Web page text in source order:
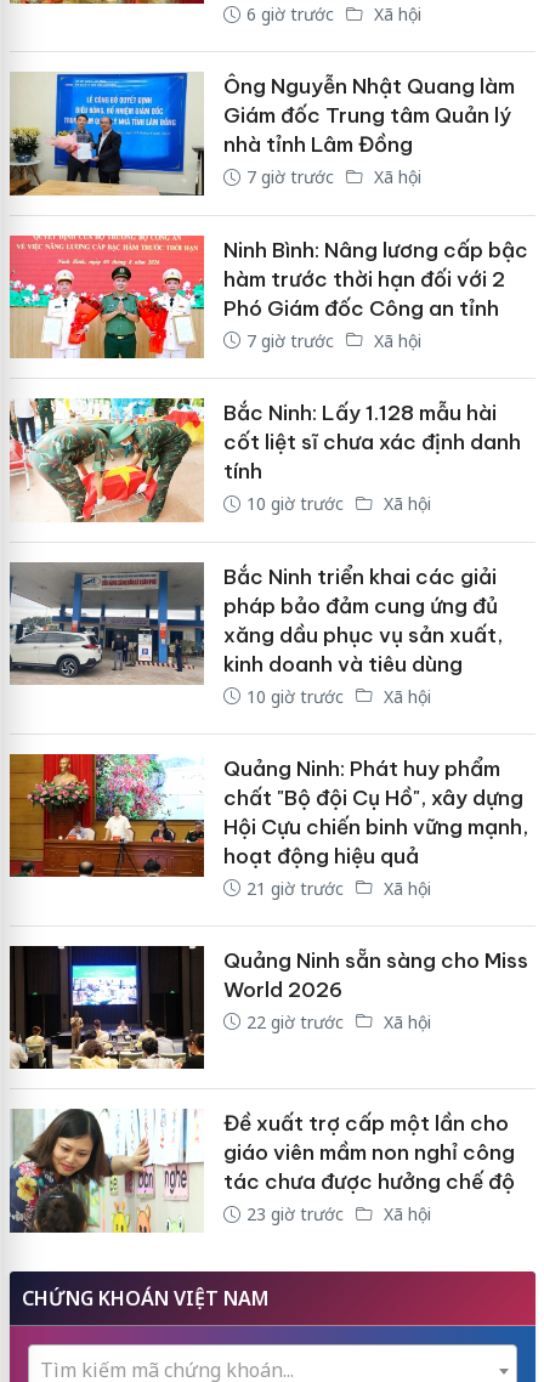
6 giờ trước Xã hội
Ông Nguyễn Nhật Quang làm
Giám đốc Trung tâm Quản lý
nhà tỉnh Lâm Đồng
7 giờ trước Xã hội
Ninh Bình: Nâng lương cấp bậc
hàm trước thời hạn đối với 2
Phó Giám đốc Công an tỉnh
7 giờ trước Xã hội
Bắc Ninh: Lấy 1.128 mẫu hài
cốt liệt sĩ chưa xác định danh
tính
10 giờ trước Xã hội
Bắc Ninh triển khai các giải
pháp bảo đảm cung ứng đủ
xăng dầu phục vụ sản xuất,
kinh doanh và tiêu dùng
10 giờ trước Xã hội
Quảng Ninh: Phát huy phẩm
chất "Bộ đội Cụ Hồ", xây dựng
Hội Cựu chiến binh vững mạnh,
hoạt động hiệu quả
21 giờ trước Xã hội
Quảng Ninh sẵn sàng cho Miss
World 2026
22 giờ trước Xã hội
Đề xuất trợ cấp một lần cho
giáo viên mầm non nghỉ công
tác chưa được hưởng chế độ
23 giờ trước Xã hội
CHỨNG KHOÁN VIỆT NAM
Tìm kiếm mã chứng khoán...